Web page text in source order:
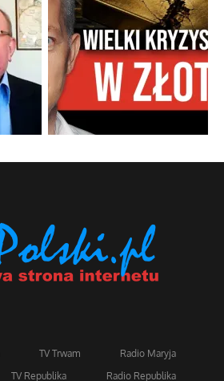
TV Trwam
Radio Maryja
TV Republika
Radio Republika